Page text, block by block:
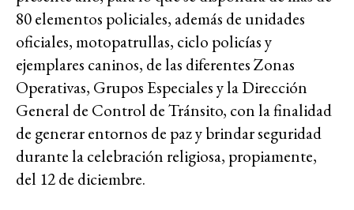
80 elementos policiales, además de unidades
oficiales, motopatrullas, ciclo policías y
ejemplares caninos, de las diferentes Zonas
Operativas, Grupos Especiales y la Dirección
General de Control de Tránsito, con la finalidad
de generar entornos de paz y brindar seguridad
durante la celebración religiosa, propiamente,
del 12 de diciembre.